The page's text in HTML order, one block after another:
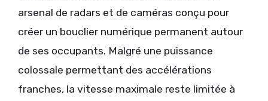
arsenal de radars et de caméras conçu pour
créer un bouclier numérique permanent autour
de ses occupants. Malgré une puissance
colossale permettant des accélérations
franches, la vitesse maximale reste limitée à